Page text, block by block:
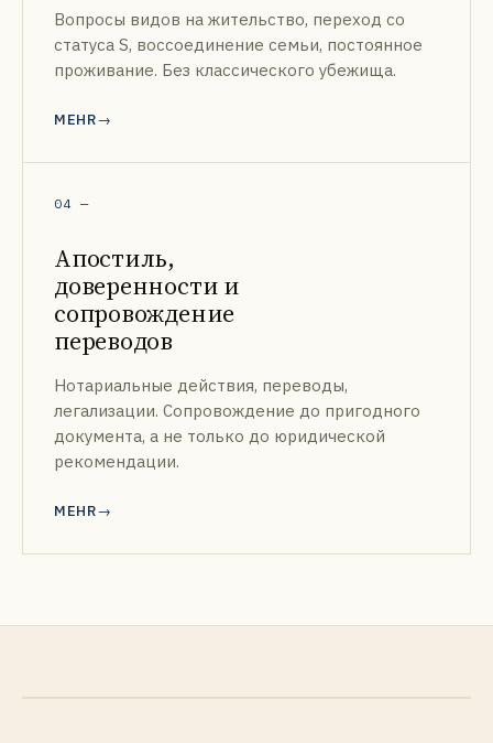
Вопросы видов на жительство, переход со
статуса S, воссоединение семьи, постоянное
проживание. Без классического убежища.
MEHR
04—
Апостиль,
доверенности и
сопровождение
переводов
Нотариальные действия, переводы,
легализации. Сопровождение до пригодного
документа, а не только до юридической
рекомендации.
MEHR